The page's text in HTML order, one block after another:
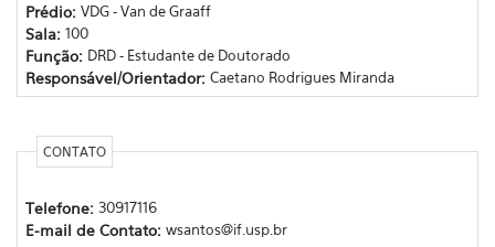
Prédio: VDG - Van de Graaff
Sala: 100
Função: DRD - Estudante de Doutorado
Responsável/Orientador: Caetano Rodrigues Miranda
CONTATO
Telefone: 30917116
E-mail de Contato: wsantos@if.usp.br